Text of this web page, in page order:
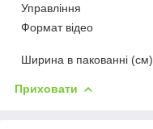
Управління
Формат відео
Ширина в пакованні (см)
Приховати